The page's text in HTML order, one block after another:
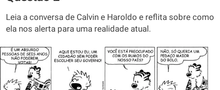
Leia a conversa de Calvin e Haroldo e reflita sobre como
ela nos alerta para uma realidade atual.